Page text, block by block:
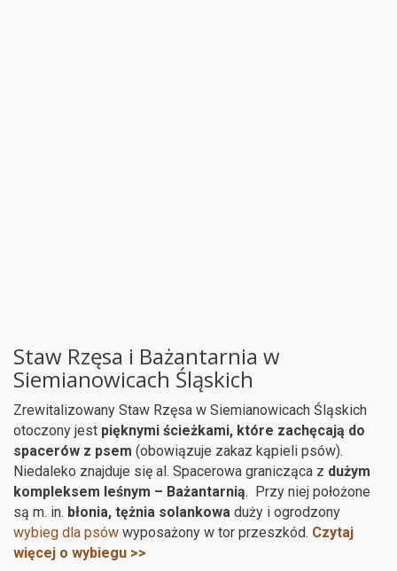
Staw Rzęsa i Bażantarnia w
Siemianowicach Śląskich
Zrewitalizowany Staw Rzęsa w Siemianowicach Śląskich
otoczony jest pięknymi ścieżkami, które zachęcają do
spacerów z psem (obowiązuje zakaz kąpieli psów).
Niedaleko znajduje się al. Spacerowa granicząca z dużym
kompleksem leśnym – Bażantarnią. Przy niej położone
są m. in. błonia, tężnia solankowa duży i ogrodzony
wybieg dla psów wyposażony w tor przeszkód. Czytaj
więcej o wybiegu >>